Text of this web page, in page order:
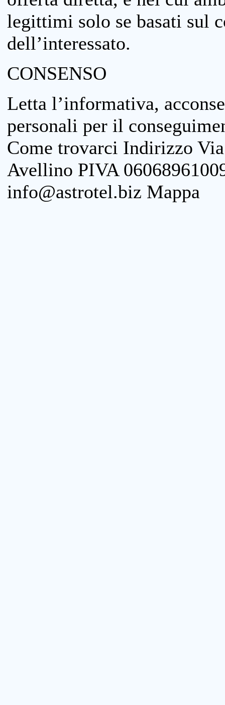
legittimi solo se basati sul
dell’interessato.
CONSENSO
Letta l’informativa,
personali per il
Come trovarci Indirizzo
Avellino PIVA
info@astrotel.biz Mappa